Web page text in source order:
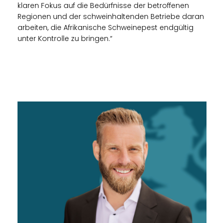
klaren Fokus auf die Bedürfnisse der betroffenen
Regionen und der schweinhaltenden Betriebe daran
arbeiten, die Afrikanische Schweinepest endgültig
unter Kontrolle zu bringen.“